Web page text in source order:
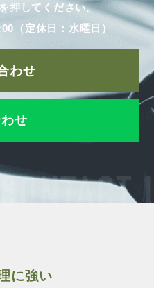
押してください。
（定休日：水曜日）
わせ
せ
に強い